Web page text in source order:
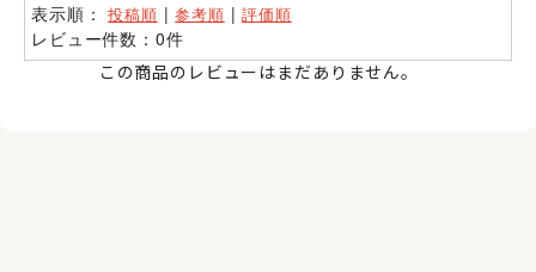
表示順：投稿順 |参考順 |評価順
レビュー件数：0件
この商品のレビューはまだありません。